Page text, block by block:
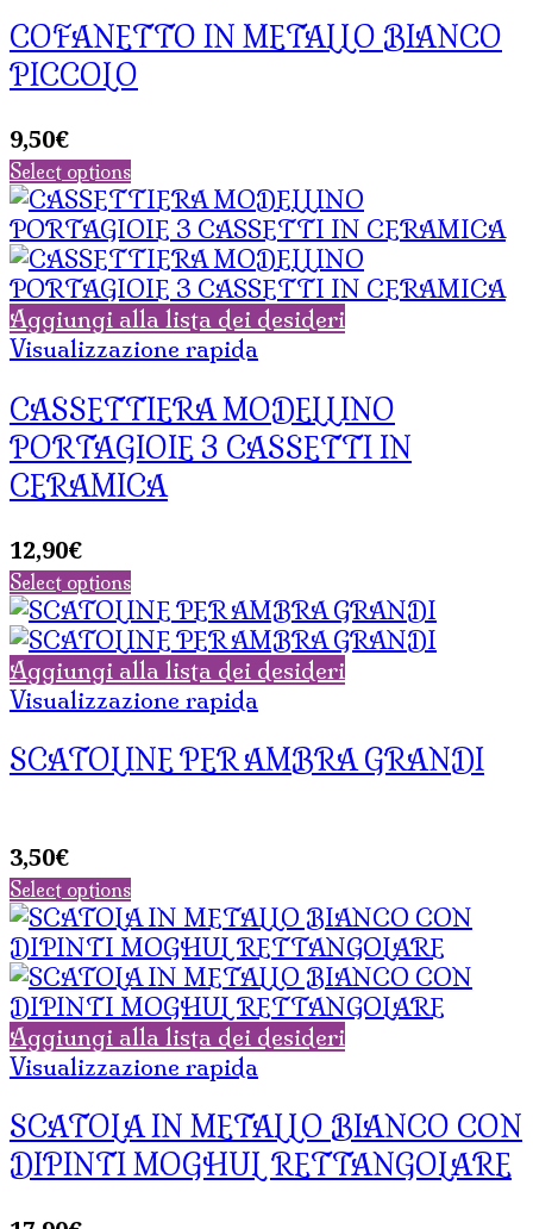
COFANETTO IN METALLO BIANCO
PICCOLO
9,50€
Select options
Aggiungi alla lista dei desideri
Visualizzazione rapida
CASSETTIERA MODELLINO
PORTAGIOIE 3 CASSETTI IN
CERAMICA
12,90€
Select options
Aggiungi alla lista dei desideri
Visualizzazione rapida
SCATOLINE PER AMBRA GRANDI
3,50€
Select options
Aggiungi alla lista dei desideri
Visualizzazione rapida
SCATOLA IN METALLO BIANCO CON
DIPINTI MOGHUL RETTANGOLARE